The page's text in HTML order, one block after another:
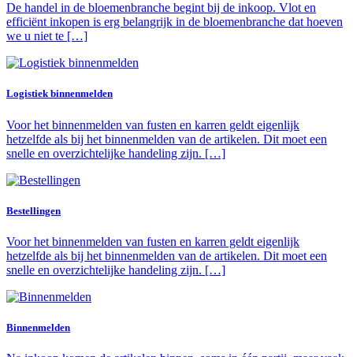
De handel in de bloemenbranche begint bij de inkoop. Vlot en
efficiënt inkopen is erg belangrijk in de bloemenbranche dat hoeven
we u niet te […]
Logistiek binnenmelden
Voor het binnenmelden van fusten en karren geldt eigenlijk
hetzelfde als bij het binnenmelden van de artikelen. Dit moet een
snelle en overzichtelijke handeling zijn. […]
Bestellingen
Voor het binnenmelden van fusten en karren geldt eigenlijk
hetzelfde als bij het binnenmelden van de artikelen. Dit moet een
snelle en overzichtelijke handeling zijn. […]
Binnenmelden